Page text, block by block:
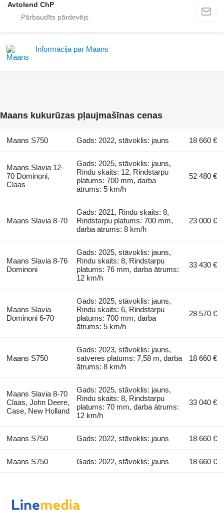
Avtolend ChP
Informācija par Maans
Maans kukurūzas pļaujmašīnas cenas
Maans S750 Gads: 2022, stāvoklis: jauns 18 660 €
Maans Slavia 12-
70 Dominoni,
Claas
Gads: 2025, stāvoklis: jauns,
Rindu skaits: 12, Rindstarpu
platums: 700 mm, darba
ātrums: 5 km/h
52 480 €
Maans Slavia 8-70
Gads: 2021, Rindu skaits: 8,
Rindstarpu platums: 700 mm,
darba ātrums: 8 km/h
23 000 €
Maans Slavia 8-76
Dominoni
Gads: 2025, stāvoklis: jauns,
Rindu skaits: 8, Rindstarpu
platums: 76 mm, darba ātrums:
12 km/h
33 430 €
Maans Slavia
Dominoni 6-70
Gads: 2025, stāvoklis: jauns,
Rindu skaits: 6, Rindstarpu
platums: 700 mm, darba
ātrums: 5 km/h
28 570 €
Maans S750
Gads: 2023, stāvoklis: jauns,
satveres platums: 7,58 m, darba
ātrums: 8 km/h
18 660 €
Maans Slavia 8-70
Claas, John Deere,
Case, New Holland
Gads: 2025, stāvoklis: jauns,
Rindu skaits: 8, Rindstarpu
platums: 70 mm, darba ātrums:
12 km/h
33 040 €
Maans S750 Gads: 2022, stāvoklis: jauns 18 660 €
Maans S750 Gads: 2022, stāvoklis: jauns 18 660 €